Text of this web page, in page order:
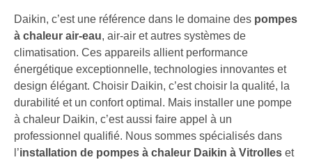
Daikin, c’est une référence dans le domaine des pompes
à chaleur air-eau, air-air et autres systèmes de
climatisation. Ces appareils allient performance
énergétique exceptionnelle, technologies innovantes et
design élégant. Choisir Daikin, c’est choisir la qualité, la
durabilité et un confort optimal. Mais installer une pompe
à chaleur Daikin, c’est aussi faire appel à un
professionnel qualifié. Nous sommes spécialisés dans
l’installation de pompes à chaleur Daikin à Vitrolles et